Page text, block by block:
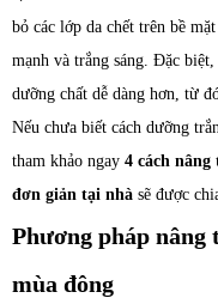
bỏ các lớp da chết trên bề
mạnh và trắng sáng. Đặc
dưỡng chất dễ dàng hơn, từ
Nếu chưa biết cách dưỡng
tham khảo ngay 4 cách nâng
đơn giản tại nhà sẽ được
Phương pháp nâng
mùa đông